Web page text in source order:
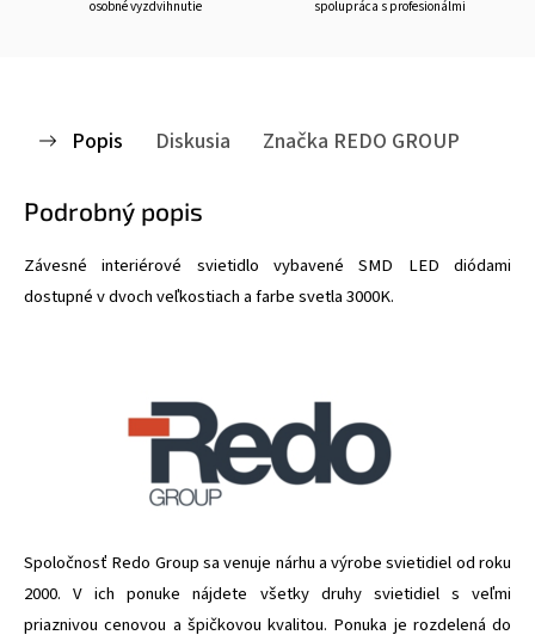
osobné vyzdvihnutie spolupráca s profesionálmi
Popis Diskusia Značka REDO GROUP
Podrobný popis
Závesné interiérové svietidlo vybavené SMD LED diódami
dostupné v dvoch veľkostiach a farbe svetla 3000K.
Spoločnosť Redo Group sa venuje nárhu a výrobe svietidiel od roku
2000. V ich ponuke nájdete všetky druhy svietidiel s veľmi
priaznivou cenovou a špičkovou kvalitou. Ponuka je rozdelená do